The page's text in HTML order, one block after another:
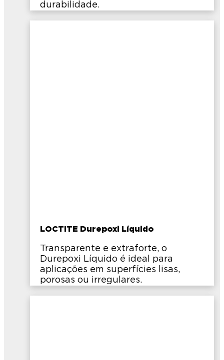
durabilidade.
LOCTITE Durepoxi Líquido
Transparente e extraforte, o
Durepoxi Líquido é ideal para
aplicações em superfícies lisas,
porosas ou irregulares.